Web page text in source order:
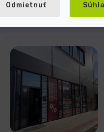
Odmietnuť